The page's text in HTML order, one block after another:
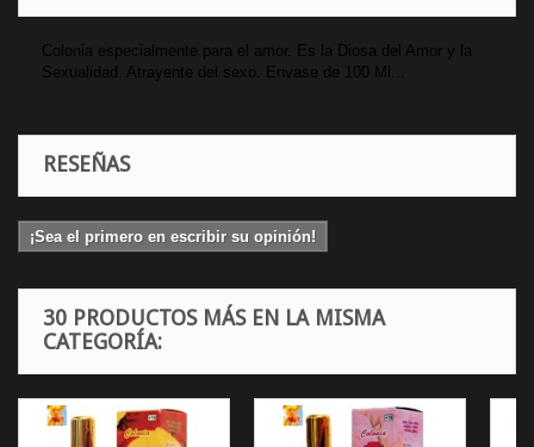
Colonia especialmente para el amor. Es la Diosa del Amor y la
Sexualidad. Atrayente del sexo. Envase de 100 Ml...
RESEÑAS
¡Sea el primero en escribir su opinión!
30 PRODUCTOS MÁS EN LA MISMA
CATEGORÍA: